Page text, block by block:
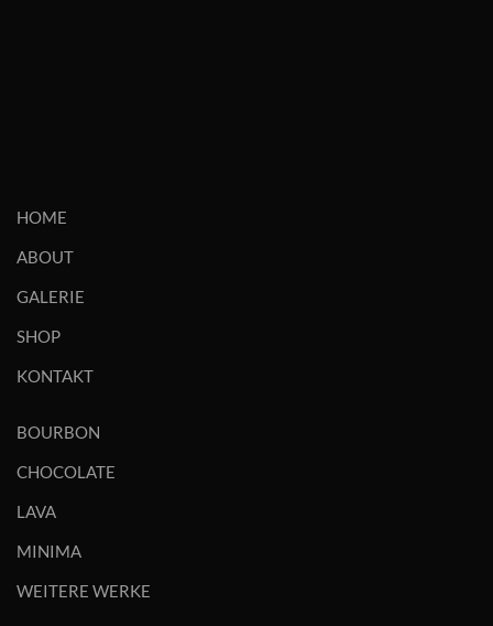
HOME
ABOUT
GALERIE
SHOP
KONTAKT
BOURBON
CHOCOLATE
LAVA
MINIMA
WEITERE WERKE